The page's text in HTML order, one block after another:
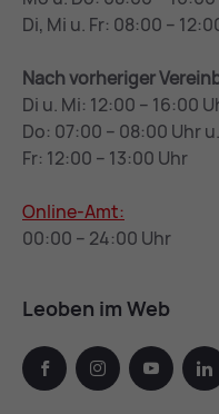
Di, Mi u. Fr: 08:00 –
Nach vorheriger
Di u. Mi: 12:00 – 16:00
Do: 07:00 – 08:00 Uhr
Fr: 12:00 – 13:00 Uhr
Online-Amt:
00:00 – 24:00 Uhr
Leoben im Web
facebook instagramyoutube